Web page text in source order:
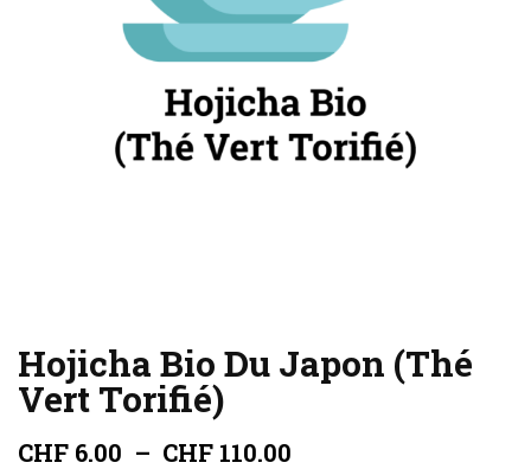
Hojicha Bio Du Japon (Thé
Vert Torifié)
CHF 6.00 – CHF 110.00